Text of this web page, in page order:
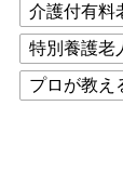
介護付有料
特別養護老
プロが教え